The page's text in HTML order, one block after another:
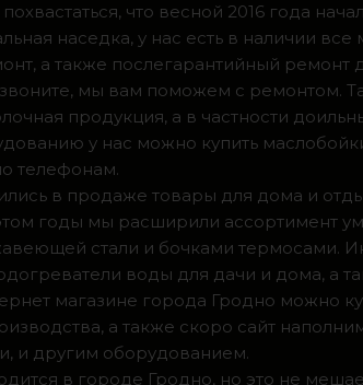
что весной 2016 года
наседка, у нас есть в наличии
а также послегарантийный ремонт
мы вам поможем с ремонтом.
продукция, а в частности
у нас можно купить
телефонам.
в продаже товары для дома и
годы мы расширили ассортимент
стали и бочками термосами.
воды для дачи и дома, а
магазине города Гродно можно
а также скоро сайт
и другим оборудованием.
в городе Гродно, но это не